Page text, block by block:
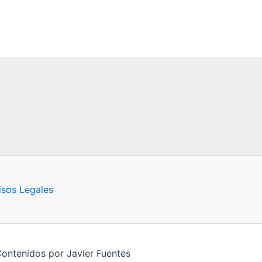
Legales
por Javier Fuentes